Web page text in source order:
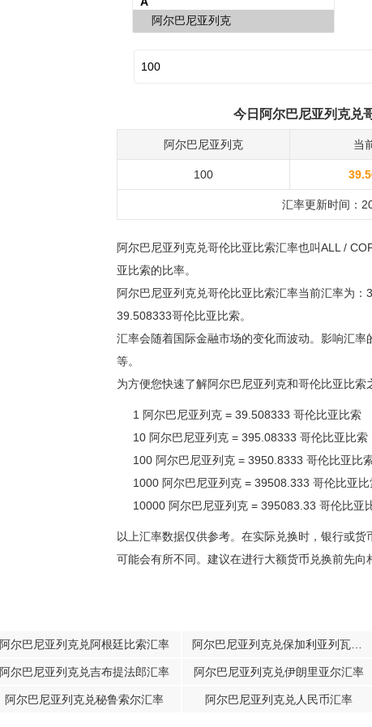
今日阿尔巴尼亚列克兑
阿尔巴尼亚列克 当
100
汇率更新时间：
阿尔巴尼亚列克兑哥伦比亚比索汇率也叫ALL /
亚比索的比率。
阿尔巴尼亚列克兑哥伦比亚比索汇率当前汇率为
39.508333哥伦比亚比索。
汇率会随着国际金融市场的变化而波动。影响汇
等。
为方便您快速了解阿尔巴尼亚列克和哥伦比亚比索
1 阿尔巴尼亚列克 = 39.508333 哥伦比亚比索
10 阿尔巴尼亚列克 = 395.08333 哥伦比亚比索
100 阿尔巴尼亚列克 = 3950.8333 哥伦比亚比
1000 阿尔巴尼亚列克 = 39508.333 哥伦比亚比
10000 阿尔巴尼亚列克 = 395083.33 哥伦比亚
以上汇率数据仅供参考。在实际兑换时，银行或
可能会有所不同。建议在进行大额货币兑换前先向
阿尔巴尼亚列克兑阿根廷比索汇率
阿尔巴尼亚列克兑吉布提法郎汇率 阿尔巴尼亚列克兑伊朗里亚尔汇率
阿尔巴尼亚列克兑秘鲁索尔汇率 阿尔巴尼亚列克兑人民币汇率